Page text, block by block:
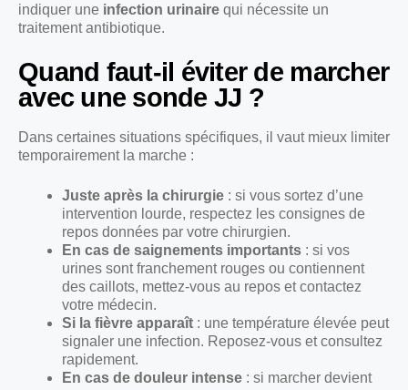
indiquer une infection urinaire qui nécessite un
traitement antibiotique.
Quand faut-il éviter de marcher
avec une sonde JJ ?
Dans certaines situations spécifiques, il vaut mieux limiter
temporairement la marche :
Juste après la chirurgie : si vous sortez d’une
intervention lourde, respectez les consignes de
repos données par votre chirurgien.
En cas de saignements importants : si vos
urines sont franchement rouges ou contiennent
des caillots, mettez-vous au repos et contactez
votre médecin.
Si la fièvre apparaît : une température élevée peut
signaler une infection. Reposez-vous et consultez
rapidement.
En cas de douleur intense : si marcher devient